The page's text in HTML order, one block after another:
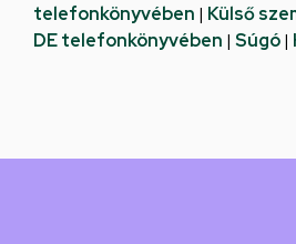
telefonkönyvében | Külső
DE telefonkönyvében | Súgó|